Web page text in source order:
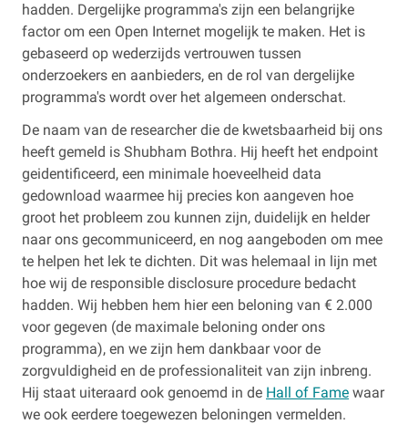
hadden. Dergelijke programma's zijn een belangrijke
factor om een Open Internet mogelijk te maken. Het is
gebaseerd op wederzijds vertrouwen tussen
onderzoekers en aanbieders, en de rol van dergelijke
programma's wordt over het algemeen onderschat.
De naam van de researcher die de kwetsbaarheid bij ons
heeft gemeld is Shubham Bothra. Hij heeft het endpoint
geidentificeerd, een minimale hoeveelheid data
gedownload waarmee hij precies kon aangeven hoe
groot het probleem zou kunnen zijn, duidelijk en helder
naar ons gecommuniceerd, en nog aangeboden om mee
te helpen het lek te dichten. Dit was helemaal in lijn met
hoe wij de responsible disclosure procedure bedacht
hadden. Wij hebben hem hier een beloning van € 2.000
voor gegeven (de maximale beloning onder ons
programma), en we zijn hem dankbaar voor de
zorgvuldigheid en de professionaliteit van zijn inbreng.
Hij staat uiteraard ook genoemd in de Hall of Fame waar
we ook eerdere toegewezen beloningen vermelden.